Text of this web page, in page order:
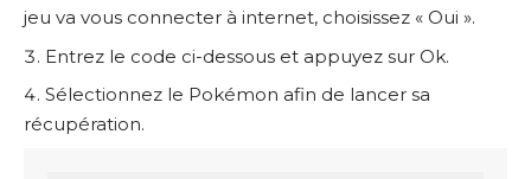
jeu va vous connecter à internet, choisissez « Oui ».
Entrez le code ci-dessous et appuyez sur Ok.
Sélectionnez le Pokémon afin de lancer sa
récupération.